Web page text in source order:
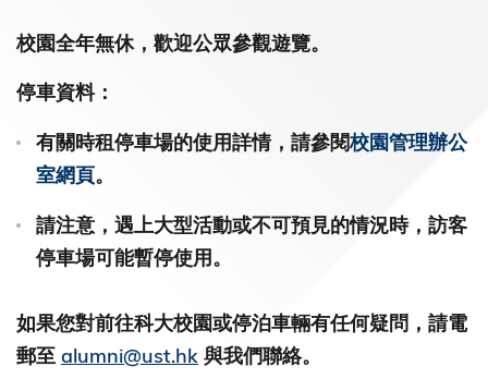
校園全年無休，歡迎公眾參觀遊覽。
停車資料：
有關時租停車場的使用詳情，請參閱校園管理辦公
室網頁。
請注意，遇上大型活動或不可預見的情況時，訪客
停車場可能暫停使用。
如果您對前往科大校園或停泊車輛有任何疑問，請電
郵至 alumni@ust.hk 與我們聯絡。